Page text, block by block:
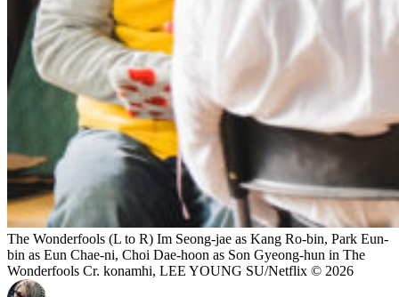
The Wonderfools (L to R) Im Seong-jae as Kang Ro-bin, Park Eun-
bin as Eun Chae-ni, Choi Dae-hoon as Son Gyeong-hun in The
Wonderfools Cr. konamhi, LEE YOUNG SU/Netflix © 2026